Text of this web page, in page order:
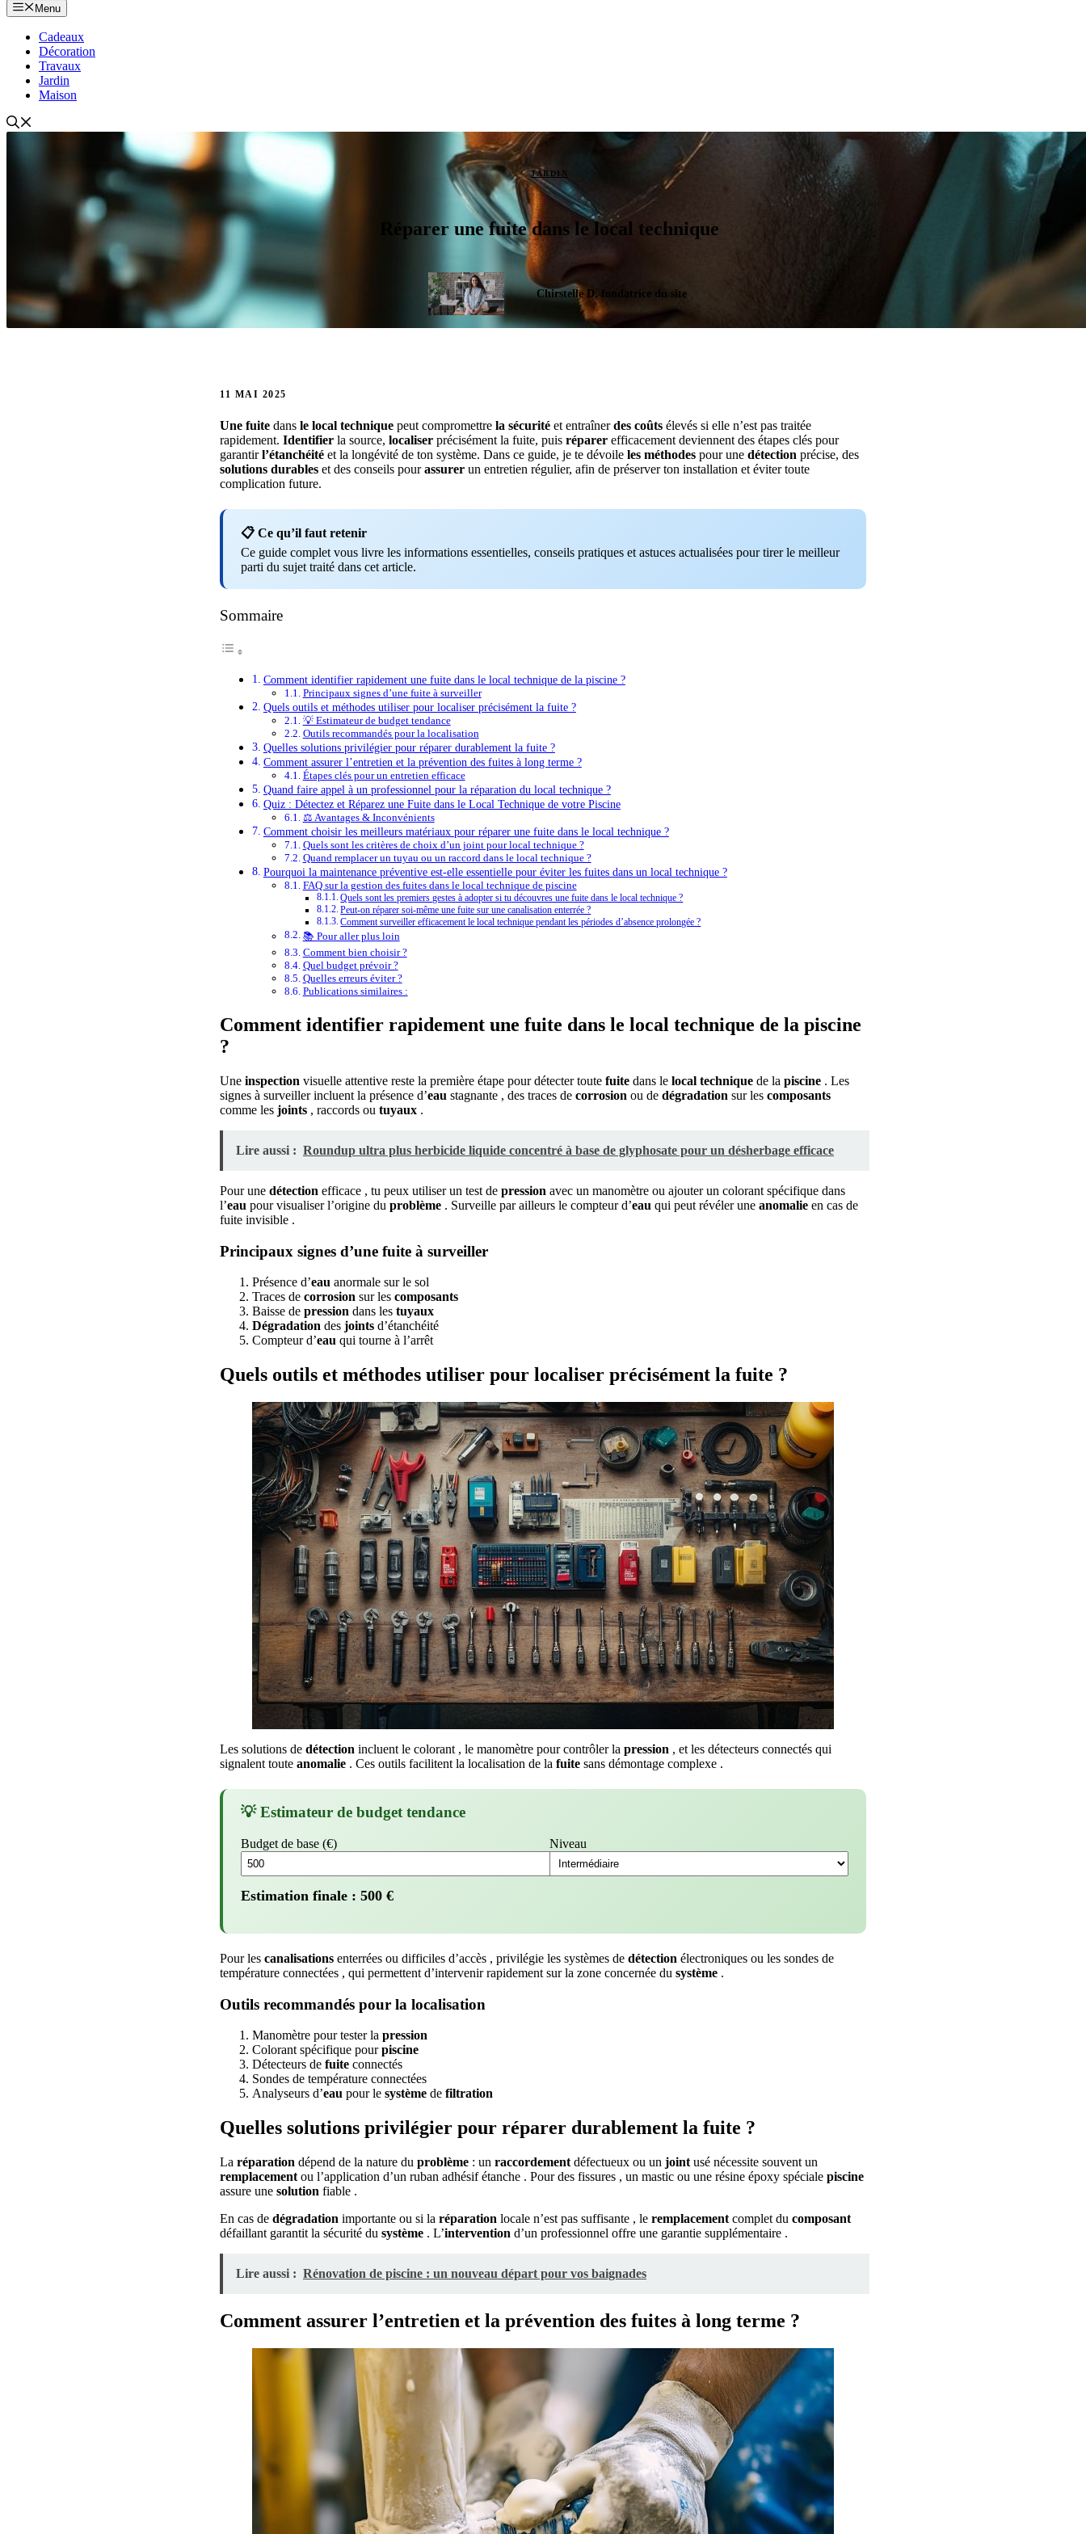
Menu
Cadeaux
Décoration
Travaux
Jardin
Maison
JARDIN
Réparer une fuite dans le local technique
Chirstelle D, fondatrice du site
11 MAI 2025
Une fuite dans le local technique peut compromettre la sécurité et entraînerdes coûts élevés si elle n’est pas traitée
rapidement. Identifier la source, localiser précisément la fuite, puis réparer efficacement deviennent des étapes clés pour
garantirl’étanchéité et la longévité de ton système. Dans ce guide, je te dévoile les méthodes pour une détection précise, des
solutions durables et des conseils pourassurer un entretien régulier, afin de préserver ton installation et éviter toute
complication future.
📋 Ce qu’il faut retenir
Ce guide complet vous livre les informations essentielles, conseils pratiques et astuces actualisées pour tirer le meilleur
parti du sujet traité dans cet article.
Sommaire
Comment identifier rapidement une fuite dans le local technique de la piscine ?
Principaux signes d’une fuite à surveiller
Quels outils et méthodes utiliser pour localiser précisément la fuite ?
💡 Estimateur de budget tendance
Outils recommandés pour la localisation
Quelles solutions privilégier pour réparer durablement la fuite ?
Comment assurer l’entretien et la prévention des fuites à long terme ?
Étapes clés pour un entretien efficace
Quand faire appel à un professionnel pour la réparation du local technique ?
Quiz : Détectez et Réparez une Fuite dans le Local Technique de votre Piscine
⚖️ Avantages & Inconvénients
Comment choisir les meilleurs matériaux pour réparer une fuite dans le local technique ?
Quels sont les critères de choix d’un joint pour local technique ?
Quand remplacer un tuyau ou un raccord dans le local technique ?
Pourquoi la maintenance préventive est-elle essentielle pour éviter les fuites dans un local technique ?
FAQ sur la gestion des fuites dans le local technique de piscine
Quels sont les premiers gestes à adopter si tu découvres une fuite dans le local technique ?
Peut-on réparer soi-même une fuite sur une canalisation enterrée ?
Comment surveiller efficacement le local technique pendant les périodes d’absence prolongée ?
📚 Pour aller plus loin
Comment bien choisir ?
Quel budget prévoir ?
Quelles erreurs éviter ?
Publications similaires :
Comment identifier rapidement une fuite dans le local technique de la piscine
?
Une inspection visuelle attentive reste la première étape pour détecter toute fuite dans le local technique de la piscine . Les
signes à surveiller incluent la présence d’eau stagnante , des traces de corrosion ou de dégradation sur les composants
comme les joints , raccords ou tuyaux .
Lire aussi : Roundup ultra plus herbicide liquide concentré à base de glyphosate pour un désherbage efficace
Pour une détection efficace , tu peux utiliser un test de pression avec un manomètre ou ajouter un colorant spécifique dans
l’eau pour visualiser l’origine du problème . Surveille par ailleurs le compteur d’eau qui peut révéler une anomalie en cas de
fuite invisible .
Principaux signes d’une fuite à surveiller
Présence d’eau anormale sur le sol
Traces de corrosion sur les composants
Baisse de pression dans les tuyaux
Dégradation des joints d’étanchéité
Compteur d’eau qui tourne à l’arrêt
Quels outils et méthodes utiliser pour localiser précisément la fuite ?
Les solutions de détection incluent le colorant , le manomètre pour contrôler la pression , et les détecteurs connectés qui
signalent toute anomalie . Ces outils facilitent la localisation de la fuite sans démontage complexe .
💡 Estimateur de budget tendance
Budget de base (€) Niveau
Estimation finale : 500 €
Pour les canalisations enterrées ou difficiles d’accès , privilégie les systèmes de détection électroniques ou les sondes de
température connectées , qui permettent d’intervenir rapidement sur la zone concernée du système .
Outils recommandés pour la localisation
Manomètre pour tester la pression
Colorant spécifique pourpiscine
Détecteurs de fuite connectés
Sondes de température connectées
Analyseurs d’eau pour le système de filtration
Quelles solutions privilégier pour réparer durablement la fuite ?
La réparation dépend de la nature du problème : un raccordement défectueux ou un joint usé nécessite souvent un
remplacement ou l’application d’un ruban adhésif étanche . Pour des fissures , un mastic ou une résine époxy spéciale piscine
assure une solution fiable .
En cas de dégradation importante ou si la réparation locale n’est pas suffisante , le remplacement complet du composant
défaillant garantit la sécurité du système . L’intervention d’un professionnel offre une garantie supplémentaire .
Lire aussi : Rénovation de piscine : un nouveau départ pour vos baignades
Comment assurer l’entretien et la prévention des fuites à long terme ?